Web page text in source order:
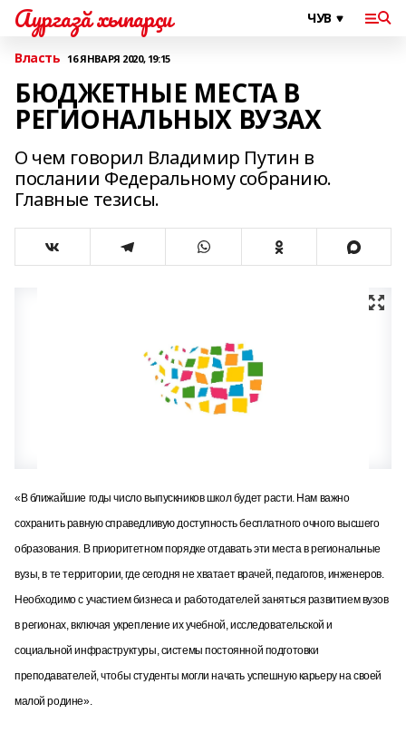
Аургазă хыпарçи
Власть 16 ЯНВАРЯ 2020, 19:15
БЮДЖЕТНЫЕ МЕСТА В
РЕГИОНАЛЬНЫХ ВУЗАХ
О чем говорил Владимир Путин в
послании Федеральному собранию.
Главные тезисы.
«В ближайшие годы число выпускников школ будет расти. Нам важно
сохранить равную справедливую доступность бесплатного очного высшего
образования. В приоритетном порядке отдавать эти места в региональные
вузы, в те территории, где сегодня не хватает врачей, педагогов, инженеров.
Необходимо с участием бизнеса и работодателей заняться развитием вузов
в регионах, включая укрепление их учебной, исследовательской и
социальной инфраструктуры, системы постоянной подготовки
преподавателей, чтобы студенты могли начать успешную карьеру на своей
малой родине».